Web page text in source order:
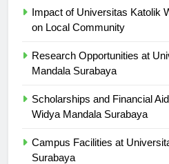
Impact of Universitas Katolik
Research Opportunities at
Scholarships and Financial
Campus Facilities at